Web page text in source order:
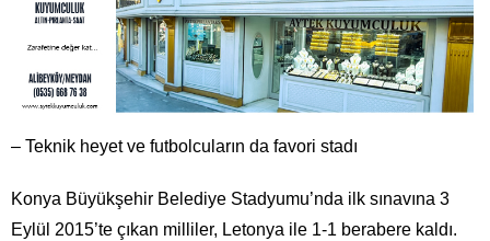
– Teknik heyet ve futbolcuların da favori stadı
Konya Büyükşehir Belediye Stadyumu’nda ilk sınavına 3
Eylül 2015’te çıkan milliler, Letonya ile 1-1 berabere kaldı.